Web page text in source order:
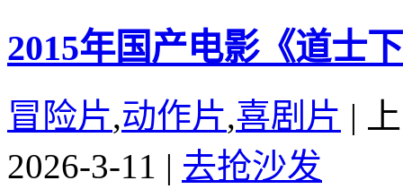
2015年国产电影《道士
冒险片,动作片,喜剧片 |
2026-3-11 | 去抢沙发